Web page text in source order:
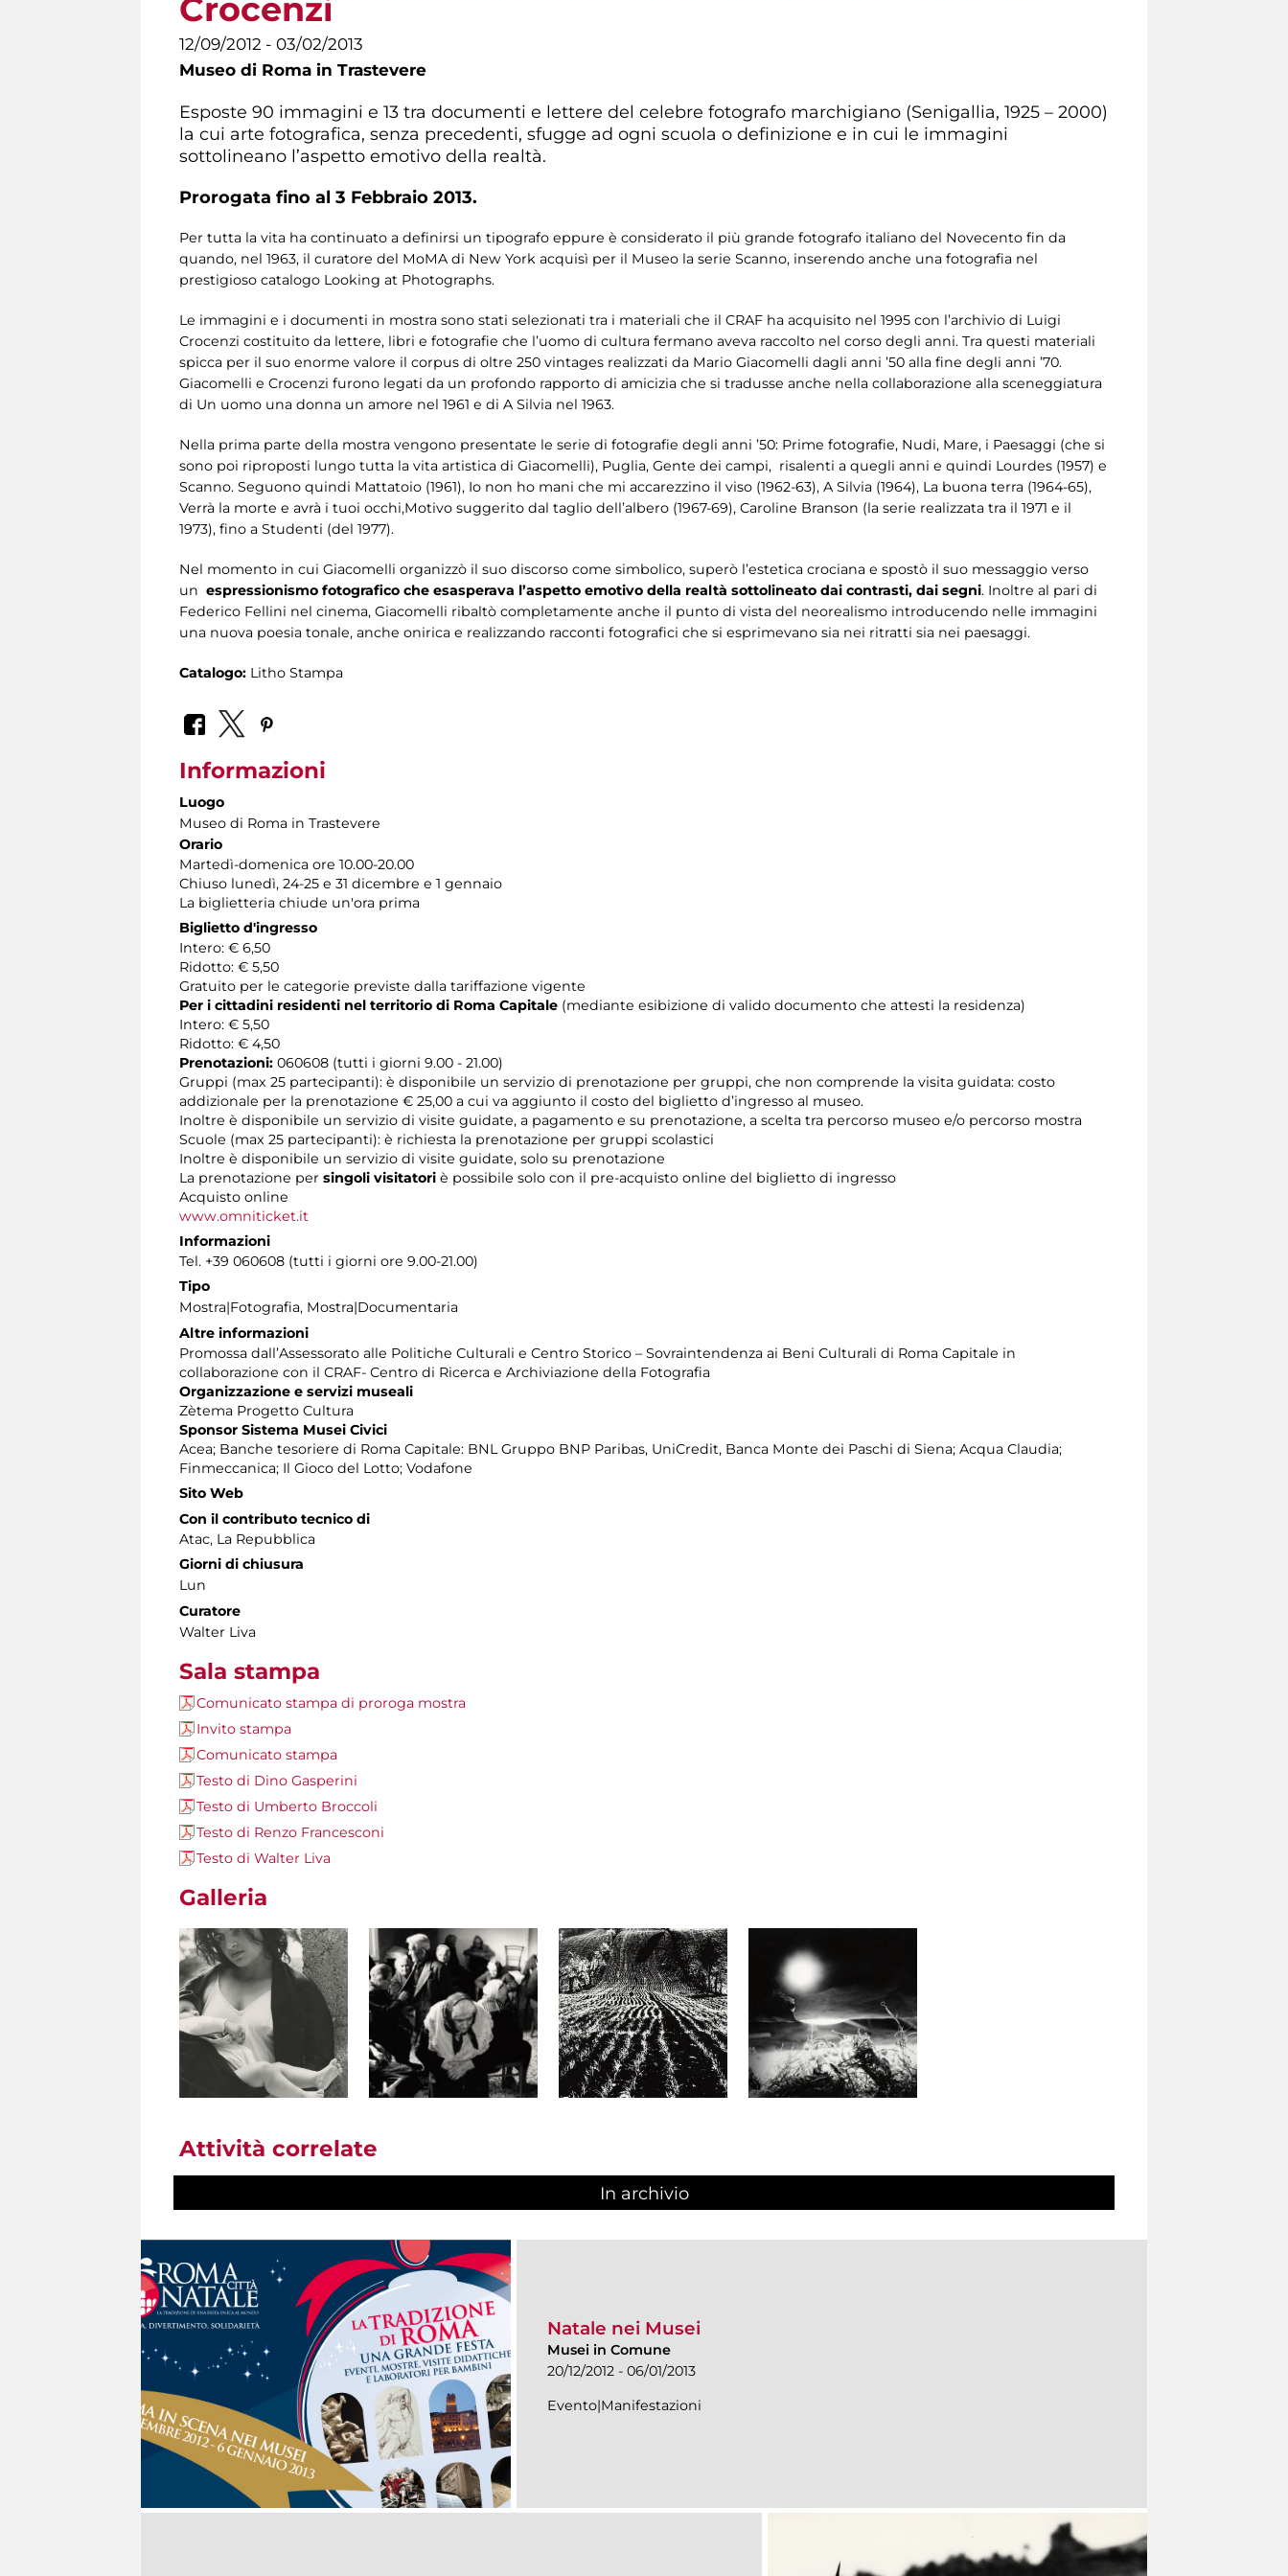
Crocenzi
12/09/2012 - 03/02/2013
Museo di Roma in Trastevere
Esposte 90 immagini e 13 tra documenti e lettere del celebre fotografo marchigiano (Senigallia, 1925 – 2000)
la cui arte fotografica, senza precedenti, sfugge ad ogni scuola o definizione e in cui le immagini
sottolineano l’aspetto emotivo della realtà.
Prorogata fino al 3 Febbraio 2013.
Per tutta la vita ha continuato a definirsi un tipografo eppure è considerato il più grande fotografo italiano del Novecento fin da
quando, nel 1963, il curatore del MoMA di New York acquisì per il Museo la serie Scanno, inserendo anche una fotografia nel
prestigioso catalogo Looking at Photographs.
Le immagini e i documenti in mostra sono stati selezionati tra i materiali che il CRAF ha acquisito nel 1995 con l’archivio di Luigi
Crocenzi costituito da lettere, libri e fotografie che l’uomo di cultura fermano aveva raccolto nel corso degli anni. Tra questi materiali
spicca per il suo enorme valore il corpus di oltre 250 vintages realizzati da Mario Giacomelli dagli anni ’50 alla fine degli anni ’70.
Giacomelli e Crocenzi furono legati da un profondo rapporto di amicizia che si tradusse anche nella collaborazione alla sceneggiatura
di Un uomo una donna un amore nel 1961 e di A Silvia nel 1963.
Nella prima parte della mostra vengono presentate le serie di fotografie degli anni ’50: Prime fotografie, Nudi, Mare, i Paesaggi (che si
sono poi riproposti lungo tutta la vita artistica di Giacomelli), Puglia, Gente dei campi, risalenti a quegli anni e quindi Lourdes (1957) e
Scanno. Seguono quindi Mattatoio (1961), Io non ho mani che mi accarezzino il viso (1962-63), A Silvia (1964), La buona terra (1964-65),
Verrà la morte e avrà i tuoi occhi,Motivo suggerito dal taglio dell’albero (1967-69), Caroline Branson (la serie realizzata tra il 1971 e il
1973), fino a Studenti (del 1977).
Nel momento in cui Giacomelli organizzò il suo discorso come simbolico, superò l’estetica crociana e spostò il suo messaggio verso
un espressionismo fotografico che esasperava l’aspetto emotivo della realtà sottolineato dai contrasti, dai segni. Inoltre al pari di
Federico Fellini nel cinema, Giacomelli ribaltò completamente anche il punto di vista del neorealismo introducendo nelle immagini
una nuova poesia tonale, anche onirica e realizzando racconti fotografici che si esprimevano sia nei ritratti sia nei paesaggi.
Catalogo: Litho Stampa
Informazioni
Luogo
Museo di Roma in Trastevere
Orario
Martedì-domenica ore 10.00-20.00
Chiuso lunedì, 24-25 e 31 dicembre e 1 gennaio
La biglietteria chiude un'ora prima
Biglietto d'ingresso
Intero: € 6,50
Ridotto: € 5,50
Gratuito per le categorie previste dalla tariffazione vigente
Per i cittadini residenti nel territorio di Roma Capitale (mediante esibizione di valido documento che attesti la residenza)
Intero: € 5,50
Ridotto: € 4,50
Prenotazioni: 060608 (tutti i giorni 9.00 - 21.00)
Gruppi (max 25 partecipanti): è disponibile un servizio di prenotazione per gruppi, che non comprende la visita guidata: costo
addizionale per la prenotazione € 25,00 a cui va aggiunto il costo del biglietto d’ingresso al museo.
Inoltre è disponibile un servizio di visite guidate, a pagamento e su prenotazione, a scelta tra percorso museo e/o percorso mostra
Scuole (max 25 partecipanti): è richiesta la prenotazione per gruppi scolastici
Inoltre è disponibile un servizio di visite guidate, solo su prenotazione
La prenotazione per singoli visitatori è possibile solo con il pre-acquisto online del biglietto di ingresso
Acquisto online
www.omniticket.it
Informazioni
Tel. +39 060608 (tutti i giorni ore 9.00-21.00)
Tipo
Mostra|Fotografia, Mostra|Documentaria
Altre informazioni
Promossa dall’Assessorato alle Politiche Culturali e Centro Storico – Sovraintendenza ai Beni Culturali di Roma Capitale in
collaborazione con il CRAF- Centro di Ricerca e Archiviazione della Fotografia
Organizzazione e servizi museali
Zètema Progetto Cultura
Sponsor Sistema Musei Civici
Acea; Banche tesoriere di Roma Capitale: BNL Gruppo BNP Paribas, UniCredit, Banca Monte dei Paschi di Siena; Acqua Claudia;
Finmeccanica; Il Gioco del Lotto; Vodafone
Sito Web
Con il contributo tecnico di
Atac, La Repubblica
Giorni di chiusura
Lun
Curatore
Walter Liva
Sala stampa
Comunicato stampa di proroga mostra
Invito stampa
Comunicato stampa
Testo di Dino Gasperini
Testo di Umberto Broccoli
Testo di Renzo Francesconi
Testo di Walter Liva
Galleria
Attività correlate
In archivio
Natale nei Musei
Musei in Comune
20/12/2012 - 06/01/2013
Evento|Manifestazioni